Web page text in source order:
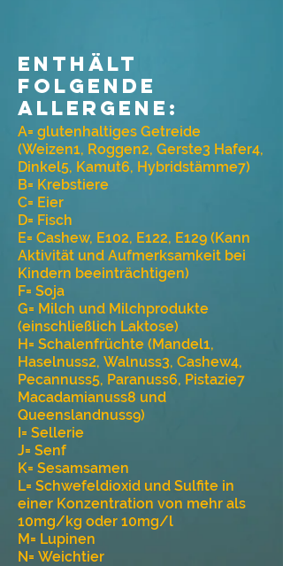
Enthält
folgende
Allergene:
A= glutenhaltiges Getreide
(Weizen1, Roggen2, Gerste3 Hafer4,
Dinkel5, Kamut6, Hybridstämme7)
B= Krebstiere
C= Eier
D= Fisch
E= Cashew, E102, E122, E129 (Kann
Aktivität und Aufmerksamkeit bei
Kindern beeinträchtigen)
F= Soja
G= Milch und Milchprodukte
(einschließlich Laktose)
H= Schalenfrüchte (Mandel1,
Haselnuss2, Walnuss3, Cashew4,
Pecannuss5, Paranuss6, Pistazie7
Macadamianuss8 und
Queenslandnuss9)
I= Sellerie
J= Senf
K= Sesamsamen
L= Schwefeldioxid und Sulfite in
einer Konzentration von mehr als
10mg/kg oder 10mg/l
M= Lupinen
N= Weichtier